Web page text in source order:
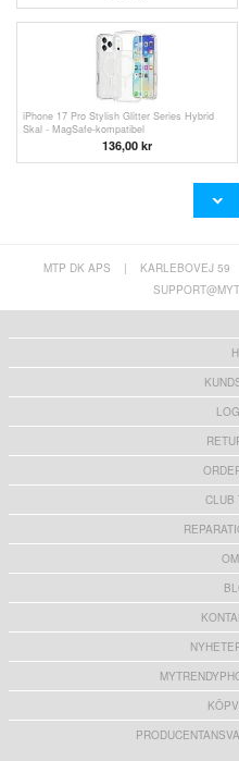
iPhone 17 Pro Stylish Glitter Series Hybrid
Skal - MagSafe-kompatibel
136,00 kr
iPhone 17 Pro Stylish Glitter Series Hybrid
Skal - MagSafe-kompatibel - Guld
MTP DK APS | KARLEBOVEJ 59
CLUB